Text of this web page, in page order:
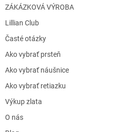
ZÁKÁZKOVÁ VÝROBA
Lillian Club
Časté otázky
Ako vybrať prsteň
Ako vybrať náušnice
Ako vybrať retiazku
Výkup zlata
O nás